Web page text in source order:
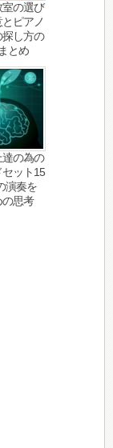
室の選び
ピアノ
し方の
とめ
達の為の
ット15
演奏を
思考